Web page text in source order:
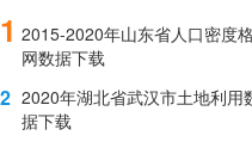
1 2015-2020年山东省人口密度
网数据下载
2 2020年湖北省武汉市土地利用
据下载